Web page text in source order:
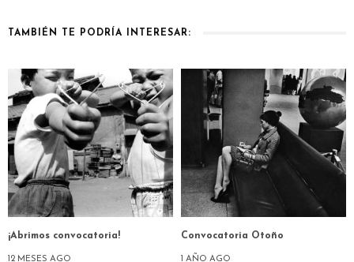
TAMBIÉN TE PODRÍA INTERESAR:
¡Abrimos convocatoria!
12 MESES AGO
Convocatoria Otoño
1 AÑO AGO